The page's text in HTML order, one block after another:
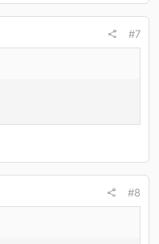
#7
#8